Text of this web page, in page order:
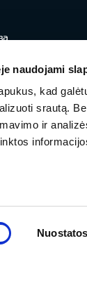
naudojami
kad
srautą.
ir
Nuostatos